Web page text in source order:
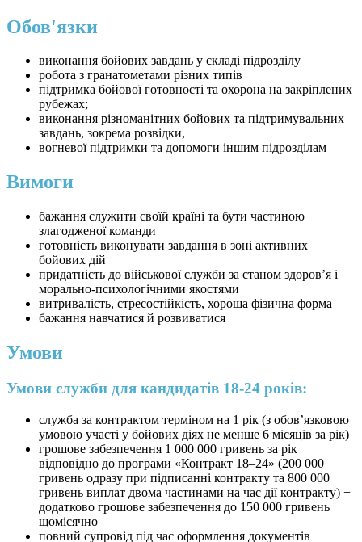
Обов'язки
виконання бойових завдань у складі підрозділу
робота з гранатометами різних типів
підтримка бойової готовності та охорона на закріплених
рубежах;
виконання різноманітних бойових та підтримувальних
завдань, зокрема розвідки,
вогневої підтримки та допомоги іншим підрозділам
Вимоги
бажання служити своїй країні та бути частиною
злагодженої команди
готовність виконувати завдання в зоні активних
бойових дій
придатність до військової служби за станом здоров’я і
морально-психологічними якостями
витривалість, стресостійкість, хороша фізична форма
бажання навчатися й розвиватися
Умови
Умови служби для кандидатів 18-24 років:
служба за контрактом терміном на 1 рік (з обов’язковою
умовою участі у бойових діях не менше 6 місяців за рік)
грошове забезпечення 1 000 000 гривень за рік
відповідно до програми «Контракт 18–24» (200 000
гривень одразу при підписанні контракту та 800 000
гривень виплат двома частинами на час дії контракту) +
додатково грошове забезпечення до 150 000 гривень
щомісячно
повний супровід під час оформлення документів